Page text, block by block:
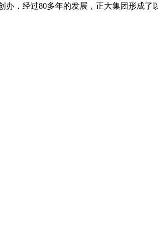
，经过80多年的发展，正大集团形成了